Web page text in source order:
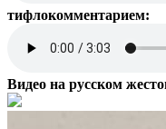
тифлокомментарием:
Видео на русском